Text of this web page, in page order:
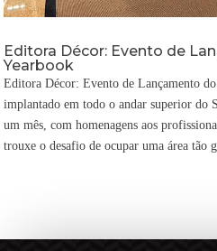
Editora Décor: Evento de
Yearbook
Editora Décor: Evento de Lançamento
implantado em todo o andar superior do
um mês, com homenagens aos
trouxe o desafio de ocupar uma área tão